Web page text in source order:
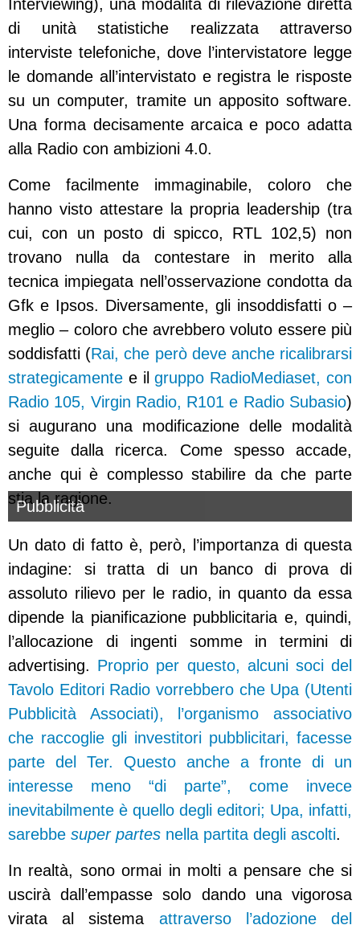
Interviewing), una modalità di rilevazione diretta
di unità statistiche realizzata attraverso
interviste telefoniche, dove l’intervistatore legge
le domande all’intervistato e registra le risposte
su un computer, tramite un apposito software.
Una forma decisamente arcaica e poco adatta
alla Radio con ambizioni 4.0.
Come facilmente immaginabile, coloro che
hanno visto attestare la propria leadership (tra
cui, con un posto di spicco, RTL 102,5) non
trovano nulla da contestare in merito alla
tecnica impiegata nell’osservazione condotta da
Gfk e Ipsos. Diversamente, gli insoddisfatti o –
meglio – coloro che avrebbero voluto essere più
soddisfatti (Rai, che però deve anche ricalibrarsi
strategicamente e ilgruppo RadioMediaset, con
Radio 105, Virgin Radio, R101 e Radio Subasio)
si augurano una modificazione delle modalità
seguite dalla ricerca. Come spesso accade,
anche qui è complesso stabilire da che parte
stia la ragione.
Pubblicità
Un dato di fatto è, però, l’importanza di questa
indagine: si tratta di un banco di prova di
assoluto rilievo per le radio, in quanto da essa
dipende la pianificazione pubblicitaria e, quindi,
l’allocazione di ingenti somme in termini di
advertising. Proprio per questo, alcuni soci del
Tavolo Editori Radio vorrebbero che Upa (Utenti
Pubblicità Associati), l’organismo associativo
che raccoglie gli investitori pubblicitari, facesse
parte del Ter. Questo anche a fronte di un
interesse meno “di parte”, come invece
inevitabilmente è quello degli editori; Upa, infatti,
sarebbe super partes nella partita degli ascolti.
In realtà, sono ormai in molti a pensare che si
uscirà dall’empasse solo dando una vigorosa
virata al sistema attraverso l’adozione del